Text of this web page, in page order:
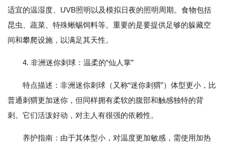
适宜的温湿度、UVB照明以及模拟日夜的照明周期。食物包括
昆虫、蔬菜、特殊蜥蜴饲料等。重要的是要提供足够的躲藏空
间和攀爬设施，以满足其天性。
4. 非洲迷你刺球：温柔的“仙人掌”
特点描述：非洲迷你刺球（又称“迷你刺猬”）体型更小，比
普通刺猬更加迷你，但同样拥有柔软的腹部和触感独特的背
刺。它们活泼好动，对主人有很强的依赖性。
养护指南：由于其体型小，对温度更加敏感，需使用加热